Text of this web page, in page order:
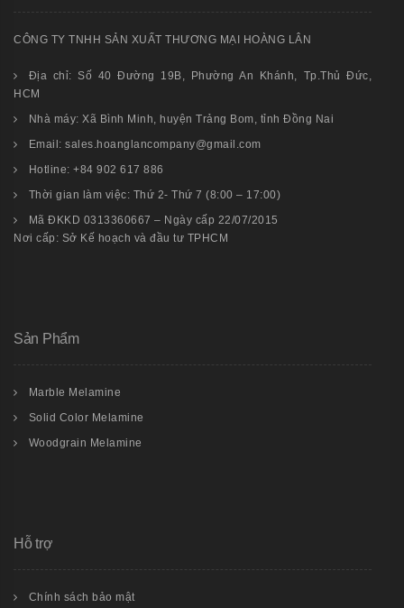
CÔNG TY TNHH SẢN XUẤT THƯƠNG MẠI HOÀNG LÂN
Địa chỉ: Số 40 Đường 19B, Phường An Khánh, Tp.Thủ Đức,
HCM
Nhà máy: Xã Bình Minh, huyện Trảng Bom, tỉnh Đồng Nai
Email: sales.hoanglancompany@gmail.com
Hotline: +84 902 617 886
Thời gian làm việc: Thứ 2- Thứ 7 (8:00 – 17:00)
Mã ĐKKD 0313360667 – Ngày cấp 22/07/2015
Nơi cấp: Sở Kế hoạch và đầu tư TPHCM
Sản Phẩm
Marble Melamine
Solid Color Melamine
Woodgrain Melamine
Hỗ trợ
Chính sách bảo mật